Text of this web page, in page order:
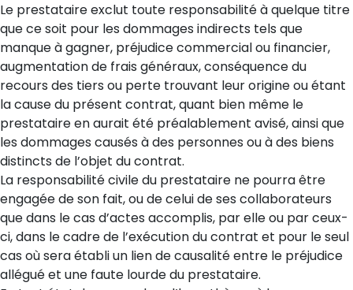
Le prestataire exclut toute responsabilité à quelque titre
que ce soit pour les dommages indirects tels que
manque à gagner, préjudice commercial ou financier,
augmentation de frais généraux, conséquence du
recours des tiers ou perte trouvant leur origine ou étant
la cause du présent contrat, quant bien même le
prestataire en aurait été préalablement avisé, ainsi que
les dommages causés à des personnes ou à des biens
distincts de l’objet du contrat.
La responsabilité civile du prestataire ne pourra être
engagée de son fait, ou de celui de ses collaborateurs
que dans le cas d’actes accomplis, par elle ou par ceux-
ci, dans le cadre de l’exécution du contrat et pour le seul
cas où sera établi un lien de causalité entre le préjudice
allégué et une faute lourde du prestataire.